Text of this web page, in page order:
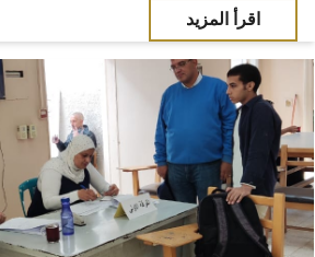
اقرأ المزيد